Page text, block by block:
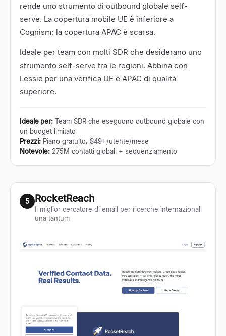
rende uno strumento di outbound globale self-
serve. La copertura mobile UE è inferiore a
Cognism; la copertura APAC è scarsa.
Ideale per team con molti SDR che desiderano uno
strumento self-serve tra le regioni. Abbina con
Lessie per una verifica UE e APAC di qualità
superiore.
Ideale per: Team SDR che eseguono outbound globale con
un budget limitato
Prezzi: Piano gratuito, $49+/utente/mese
Notevole: 275M contatti globali + sequenziamento
5 RocketReach
Il miglior cercatore di email per ricerche internazionali
una tantum